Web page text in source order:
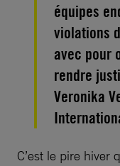
équipes
violations
avec pour
rendre
Veronika
C’est le pire hiver